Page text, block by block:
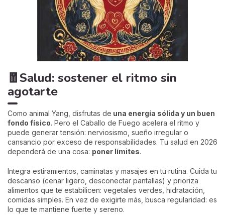
🧧Salud: sostener el ritmo sin
agotarte
Como animal Yang, disfrutas de una energía sólida y un buen
fondo físico. Pero el Caballo de Fuego acelera el ritmo y
puede generar tensión: nerviosismo, sueño irregular o
cansancio por exceso de responsabilidades. Tu salud en 2026
dependerá de una cosa: poner límites.
Integra estiramientos, caminatas y masajes en tu rutina. Cuida tu
descanso (cenar ligero, desconectar pantallas) y prioriza
alimentos que te estabilicen: vegetales verdes, hidratación,
comidas simples. En vez de exigirte más, busca regularidad: es
lo que te mantiene fuerte y sereno.